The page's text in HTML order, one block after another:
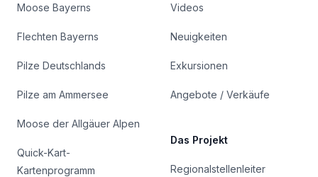
Moose Bayerns
Flechten Bayerns
Pilze Deutschlands
Pilze am Ammersee
Moose der Allgäuer Alpen
Quick-Kart-
Kartenprogramm
Videos
Neuigkeiten
Exkursionen
Angebote / Verkäufe
Das Projekt
Regionalstellenleiter